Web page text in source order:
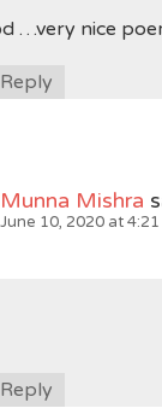
…very nice
Munna Mishra
June 10, 2020 at 4:21